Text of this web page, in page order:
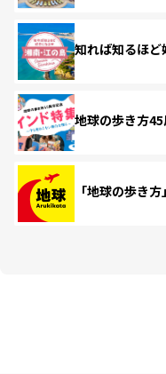
知れば知るほ
地球の歩き方
「地球の歩き